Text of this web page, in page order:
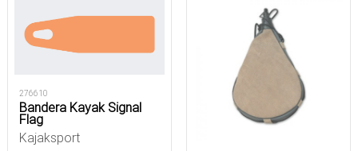
276610
Bandera Kayak Signal
Flag
Kajaksport